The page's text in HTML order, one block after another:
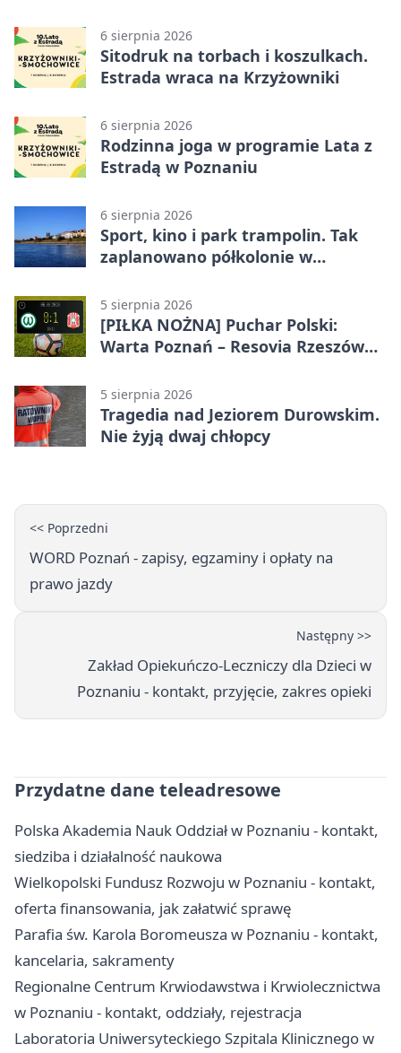
6 sierpnia 2026
Sitodruk na torbach i koszulkach.
Estrada wraca na Krzyżowniki
6 sierpnia 2026
Rodzinna joga w programie Lata z
Estradą w Poznaniu
6 sierpnia 2026
Sport, kino i park trampolin. Tak
zaplanowano półkolonie w
5 sierpnia 2026
[PIŁKA NOŻNA] Puchar Polski:
Warta Poznań – Resovia Rzeszów
gospodarzy
5 sierpnia 2026
Tragedia nad Jeziorem Durowskim.
Nie żyją dwaj chłopcy
<< Poprzedni
WORD Poznań - zapisy, egzaminy i opłaty na
prawo jazdy
Następny >>
Zakład Opiekuńczo-Leczniczy dla Dzieci w
Poznaniu - kontakt, przyjęcie, zakres opieki
Przydatne dane teleadresowe
Polska Akademia Nauk Oddział w Poznaniu - kontakt,
siedziba i działalność naukowa
Wielkopolski Fundusz Rozwoju w Poznaniu - kontakt,
oferta finansowania, jak załatwić sprawę
Parafia św. Karola Boromeusza w Poznaniu - kontakt,
kancelaria, sakramenty
Regionalne Centrum Krwiodawstwa i Krwiolecznictwa
w Poznaniu - kontakt, oddziały, rejestracja
Laboratoria Uniwersyteckiego Szpitala Klinicznego w